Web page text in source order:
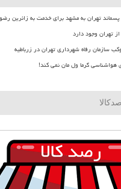
تهران به مشهد برای خدمت به زائرین
تهران وجود دارد
سازمان رفاه شهرداری تهران در زرباطیه
هواشناسی گرما ول مان نمی کند!